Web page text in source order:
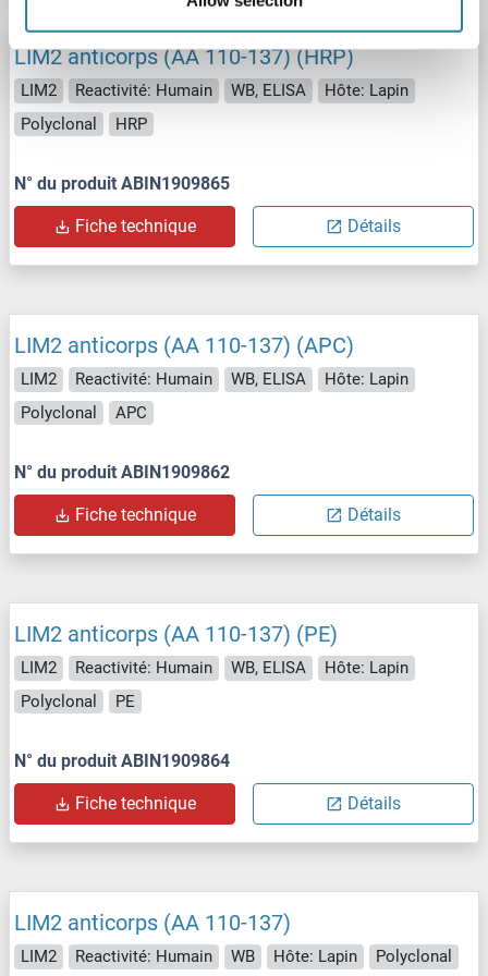
LIM2 anticorps (AA 110-137) (HRP)
LIM2 Reactivité: Humain WB, ELISA
Hôte: Lapin
Polyclonal
HRP
N° du produit ABIN1909865
Fiche technique Détails
LIM2 anticorps (AA 110-137) (APC)
LIM2 Reactivité: Humain WB, ELISA
Hôte: Lapin
Polyclonal
APC
N° du produit ABIN1909862
Fiche technique Détails
LIM2 anticorps (AA 110-137) (PE)
LIM2 Reactivité: Humain WB, ELISA
Hôte: Lapin
Polyclonal
PE
N° du produit ABIN1909864
Fiche technique Détails
LIM2 anticorps (AA 110-137)
LIM2 Reactivité: Humain WB Hôte: Lapin Polyclonal